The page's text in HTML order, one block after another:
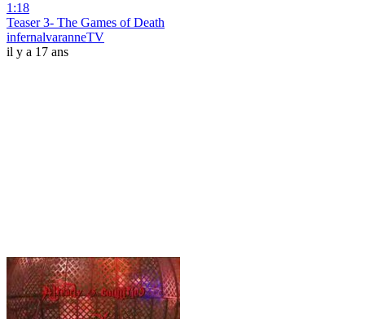
1:18
Teaser 3- The Games of Death
infernalvaranneTV
il y a 17 ans